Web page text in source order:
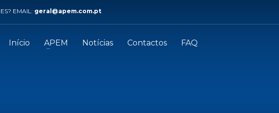
EMAIL: geral@apem.com.pt
Início APEM Notícias Contactos FAQ